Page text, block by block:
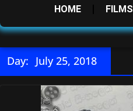
HOME FILMS
Day: July 25, 2018